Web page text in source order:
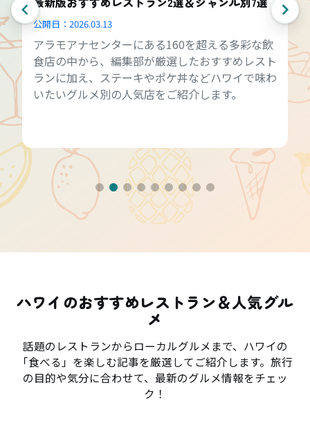
公開日： 2026.03.13
アラモアナセンターにある160を超える多彩な飲
食店の中から、編集部が厳選したおすすめレスト
ランに加え、ステーキやポケ丼などハワイで味わ
いたいグルメ別の人気店をご紹介します。
ハワイのおすすめレストラン＆人気グル
メ
話題のレストランからローカルグルメまで、ハワイの
「食べる」を楽しむ記事を厳選してご紹介します。旅行
の目的や気分に合わせて、最新のグルメ情報をチェッ
ク！